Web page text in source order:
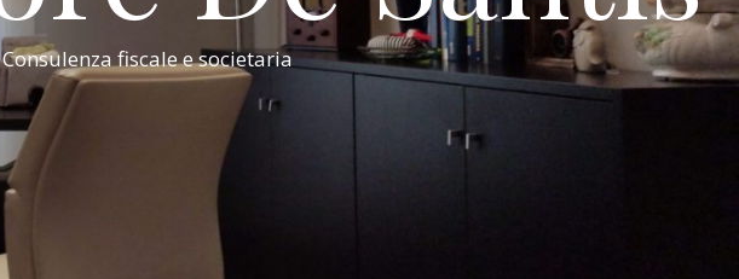
fiscale e societaria